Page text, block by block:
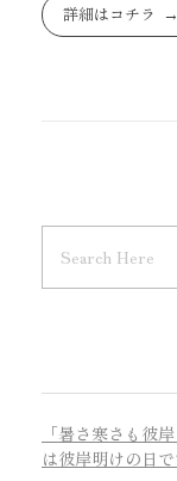
詳細はコチラ
「暑さ寒さも彼
は彼岸明けの日で